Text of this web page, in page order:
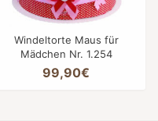
Windeltorte Maus für
Mädchen Nr. 1.254
99,90€